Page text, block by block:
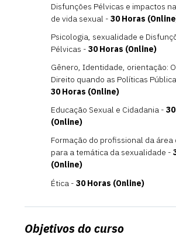
Disfunções Pélvicas e impactos
de vida sexual - 30 Horas
Psicologia, sexualidade e
Pélvicas - 30 Horas (Online)
Gênero, Identidade, orientação:
Direito quando as Políticas
30 Horas (Online)
Educação Sexual e Cidadania -
(Online)
Formação do profissional da área
para a temática da sexualidade -
(Online)
Ética - 30 Horas (Online)
Objetivos do curso